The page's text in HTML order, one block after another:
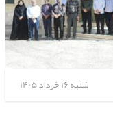
شنبه 16 خرداد 1405